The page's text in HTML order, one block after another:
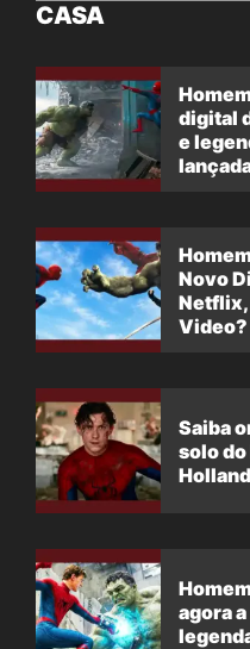
CASA
digital
e
Novo
Netflix,
Video?
Saiba
solo
Holland
agora a